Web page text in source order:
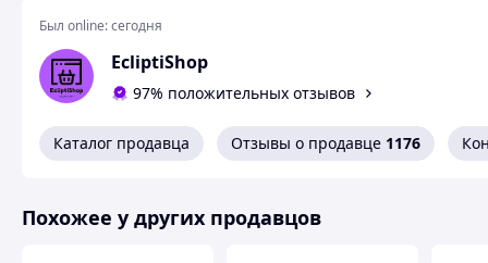
Был online:сегодня
EcliptiShop
97% положительных отзывов
Каталог продавца Отзывы о продавце 1176
Похожее у других продавцов